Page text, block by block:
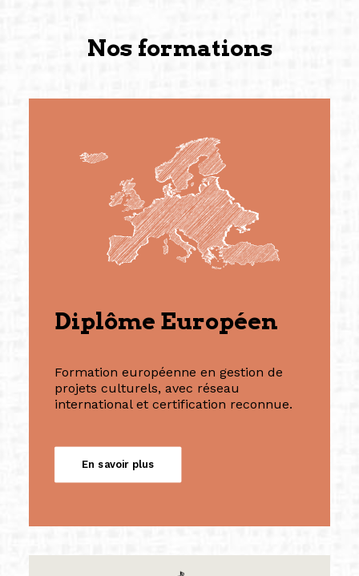
Nos formations
Diplôme Européen
Formation européenne en gestion de
projets culturels, avec réseau
international et certification reconnue.
En savoir plus